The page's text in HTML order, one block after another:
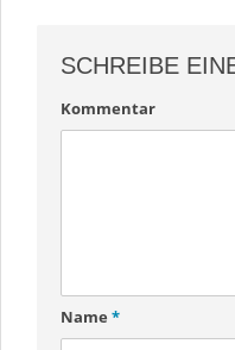
SCHREIBE
Kommentar
Name *